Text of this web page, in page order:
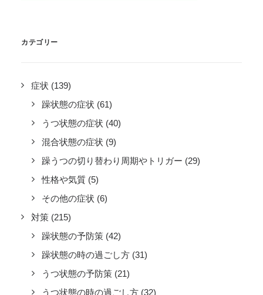
カテゴリー
症状 (139)
躁状態の症状 (61)
うつ状態の症状 (40)
混合状態の症状 (9)
躁うつの切り替わり周期やトリガー (29)
性格や気質 (5)
その他の症状 (6)
対策 (215)
躁状態の予防策 (42)
躁状態の時の過ごし方 (31)
うつ状態の予防策 (21)
うつ状態の時の過ごし方 (32)